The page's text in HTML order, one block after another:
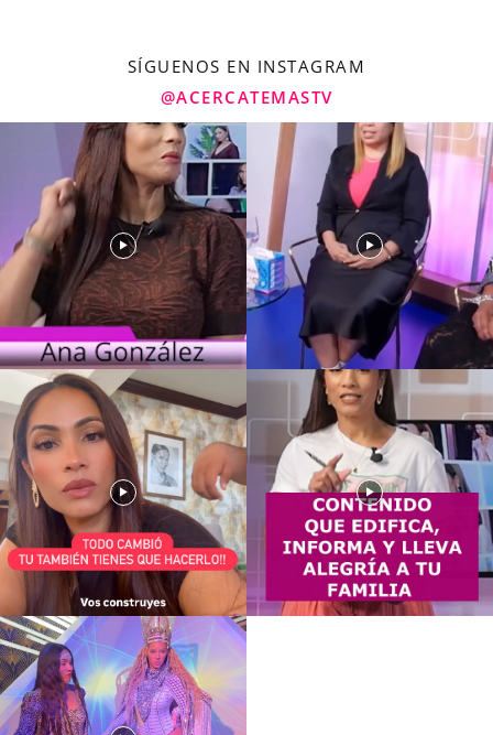
SÍGUENOS EN INSTAGRAM
@ACERCATEMASTV